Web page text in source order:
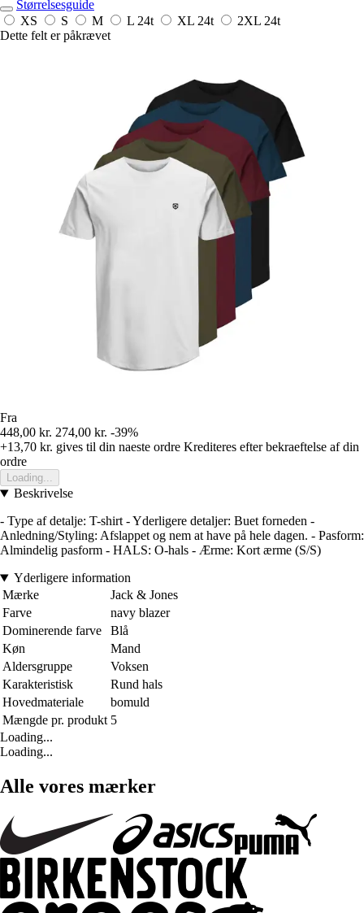
Størrelsesguide
XS
S M L 24t XL 24t 2XL 24t
Dette felt er påkrævet
Fra
448,00 kr. 274,00 kr. -39%
+13,70 kr. gives til din naeste ordre Krediteres efter bekraeftelse af din
ordre
Loading...
Beskrivelse
- Type af detalje: T-shirt - Yderligere detaljer: Buet forneden -
Anledning/Styling: Afslappet og nem at have på hele dagen. - Pasform:
Almindelig pasform - HALS: O-hals - Ærme: Kort ærme (S/S)
Yderligere information
Mærke
Jack & Jones
Farve
navy blazer
Dominerende farve
Blå
Køn
Mand
Aldersgruppe
Voksen
Karakteristisk
Rund hals
Hovedmateriale
bomuld
Mængde pr. produkt 5
Loading...
Loading...
Alle vores mærker